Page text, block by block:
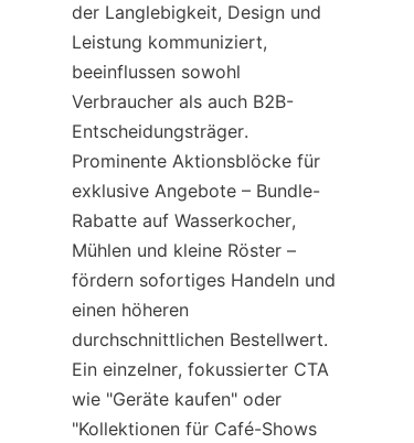
der Langlebigkeit, Design und
Leistung kommuniziert,
beeinflussen sowohl
Verbraucher als auch B2B-
Entscheidungsträger.
Prominente Aktionsblöcke für
exklusive Angebote – Bundle-
Rabatte auf Wasserkocher,
Mühlen und kleine Röster –
fördern sofortiges Handeln und
einen höheren
durchschnittlichen Bestellwert.
Ein einzelner, fokussierter CTA
wie "Geräte kaufen" oder
"Kollektionen für Café-Shows